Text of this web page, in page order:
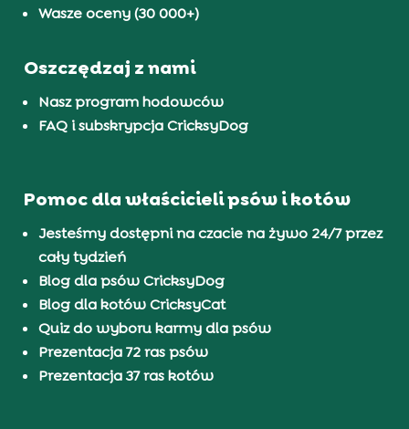
Wasze oceny (30 000+)
Oszczędzaj z nami
Nasz program hodowców
FAQ i subskrypcja CricksyDog
Pomoc dla właścicieli psów i kotów
Jesteśmy dostępni na czacie na żywo 24/7 przez
cały tydzień
Blog dla psów CricksyDog
Blog dla kotów CricksyCat
Quiz do wyboru karmy dla psów
Prezentacja 72 ras psów
Prezentacja 37 ras kotów